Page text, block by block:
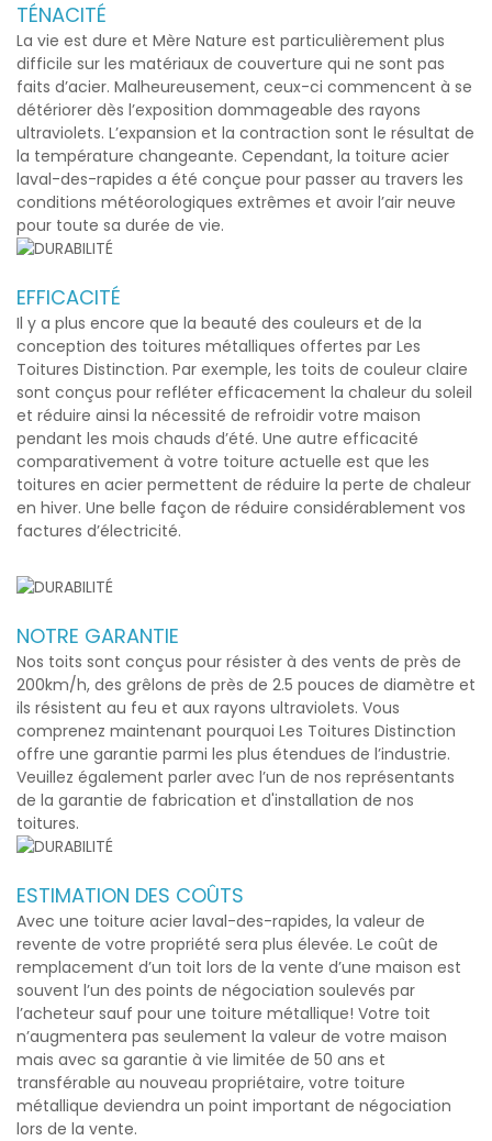
TÉNACITÉ
La vie est dure et Mère Nature est particulièrement plus
difficile sur les matériaux de couverture qui ne sont pas
faits d’acier. Malheureusement, ceux-ci commencent à se
détériorer dès l’exposition dommageable des rayons
ultraviolets. L’expansion et la contraction sont le résultat de
la température changeante. Cependant, la toiture acier
laval-des-rapides a été conçue pour passer au travers les
conditions météorologiques extrêmes et avoir l’air neuve
pour toute sa durée de vie.
EFFICACITÉ
Il y a plus encore que la beauté des couleurs et de la
conception des toitures métalliques offertes par Les
Toitures Distinction. Par exemple, les toits de couleur claire
sont conçus pour refléter efficacement la chaleur du soleil
et réduire ainsi la nécessité de refroidir votre maison
pendant les mois chauds d’été. Une autre efficacité
comparativement à votre toiture actuelle est que les
toitures en acier permettent de réduire la perte de chaleur
en hiver. Une belle façon de réduire considérablement vos
factures d’électricité.
NOTRE GARANTIE
Nos toits sont conçus pour résister à des vents de près de
200km/h, des grêlons de près de 2.5 pouces de diamètre et
ils résistent au feu et aux rayons ultraviolets. Vous
comprenez maintenant pourquoi Les Toitures Distinction
offre une garantie parmi les plus étendues de l’industrie.
Veuillez également parler avec l’un de nos représentants
de la garantie de fabrication et d'installation de nos
toitures.
ESTIMATION DES COÛTS
Avec une toiture acier laval-des-rapides, la valeur de
revente de votre propriété sera plus élevée. Le coût de
remplacement d’un toit lors de la vente d’une maison est
souvent l’un des points de négociation soulevés par
l’acheteur sauf pour une toiture métallique! Votre toit
n’augmentera pas seulement la valeur de votre maison
mais avec sa garantie à vie limitée de 50 ans et
transférable au nouveau propriétaire, votre toiture
métallique deviendra un point important de négociation
lors de la vente.